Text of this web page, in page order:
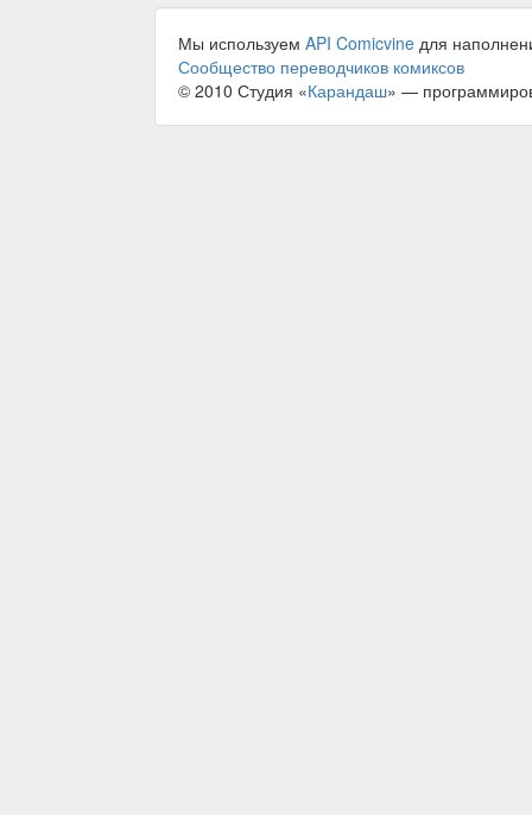
Мы используем API Comicvine для
Сообщество переводчиков комиксов
© 2010 Студия «Карандаш» —